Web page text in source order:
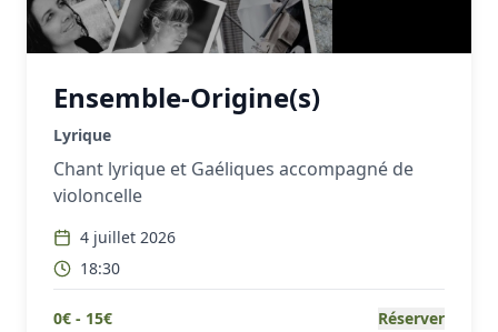
Ensemble-Origine(s)
Lyrique
Chant lyrique et Gaéliques accompagné de
violoncelle
4 juillet 2026
18:30
0€ - 15€ Réserver